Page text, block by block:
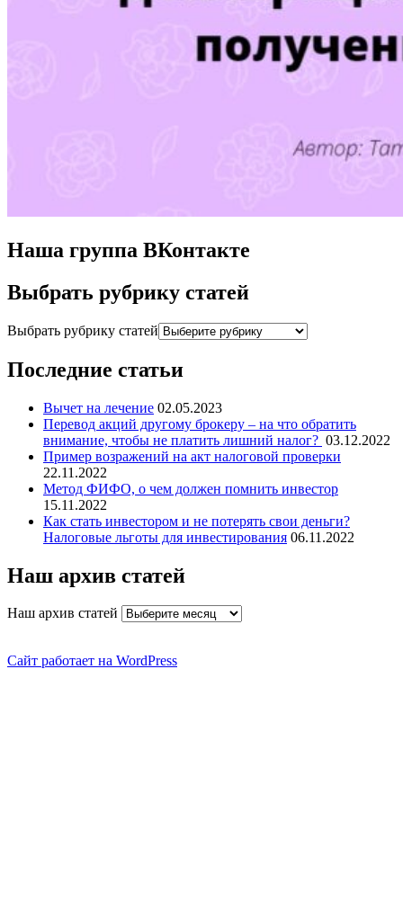
Наша группа ВКонтакте
Выбрать рубрику статей
Выбрать рубрику статей
Последние статьи
Вычет на лечение 02.05.2023
Перевод акций другому брокеру – на что обратить
внимание, чтобы не платить лишний налог? 03.12.2022
Пример возражений на акт налоговой проверки
22.11.2022
Метод ФИФО, о чем должен помнить инвестор
15.11.2022
Как стать инвестором и не потерять свои деньги?
Налоговые льготы для инвестирования 06.11.2022
Наш архив статей
Наш архив статей
Сайт работает на WordPress